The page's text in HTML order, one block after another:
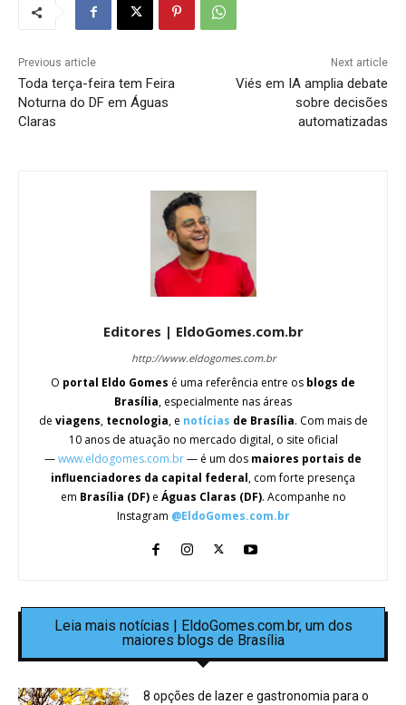
Previous article
Toda terça-feira tem Feira
Noturna do DF em Águas
Claras
Next article
Viés em IA amplia debate
sobre decisões
automatizadas
Editores | EldoGomes.com.br
http://www.eldogomes.com.br
O portal Eldo Gomes é uma referência entre os blogs de
Brasília, especialmente nas áreas
de viagens, tecnologia, e notícias de Brasília. Com mais de
10 anos de atuação no mercado digital, o site oficial
—www.eldogomes.com.br— é um dos maiores portais de
influenciadores da capital federal, com forte presença
em Brasília (DF)e Águas Claras (DF). Acompanhe no
Instagram @EldoGomes.com.br
Leia mais notícias | EldoGomes.com.br, um dos
maiores blogs de Brasília
8 opções de lazer e gastronomia para o